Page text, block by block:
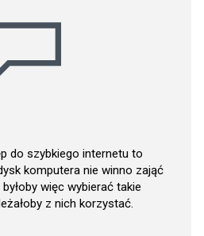
do szybkiego internetu to
komputera nie winno zająć
więc wybierać takie
z nich korzystać.